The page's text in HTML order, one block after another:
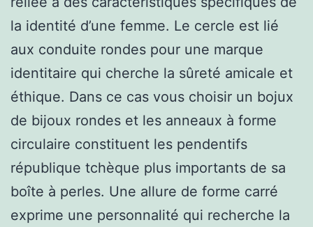
la identité d’une femme. Le cercle est lié
aux conduite rondes pour une marque
identitaire qui cherche la sûreté amicale et
éthique. Dans ce cas vous choisir un bojux
de bijoux rondes et les anneaux à forme
circulaire constituent les pendentifs
république tchèque plus importants de sa
boîte à perles. Une allure de forme carré
exprime une personnalité qui recherche la